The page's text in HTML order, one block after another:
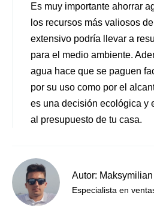
Es muy importante ahorrar
los recursos más valiosos
extensivo podría llevar a
para el medio ambiente.
agua hace que se paguen
por su uso como por el
es una decisión ecológica y
al presupuesto de tu casa.
Autor:
Especialista en